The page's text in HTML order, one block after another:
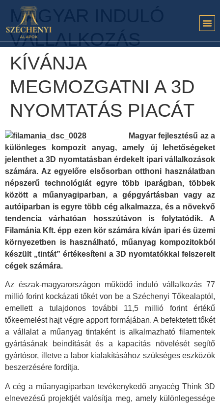
MAGYAR INDULÓ
VÁLLALKOZÁS
KÍVÁNJA
MEGMOZGATNI A 3D
NYOMTATÁS PIACÁT
Magyar fejlesztésű az a
különleges kompozit anyag, amely új lehetőségeket
jelenthet a 3D nyomtatásban érdekelt ipari vállalkozások
számára. Az egyelőre elsősorban otthoni használatban
népszerű technológiát egyre több iparágban, többek
között a műanyagiparban, a gépgyártásban vagy az
autóiparban is egyre több cég alkalmazza, és a növekvő
tendencia várhatóan hosszútávon is folytatódik. A
Filamánia Kft. épp ezen kör számára kíván ipari és üzemi
környezetben is használható, műanyag kompozitokból
készült „tintát” értékesíteni a 3D nyomtatókkal felszerelt
cégek számára.
Az észak-magyarországon működő induló vállalkozás 77
millió forint kockázati tőkét von be a Széchenyi Tőkealaptól,
emellett a tulajdonos további 11,5 millió forint értékű
tőkeemelést hajt végre apport formájában. A befektetett tőkét
a vállalat a műanyag tintaként is alkalmazható filamentek
gyártásának beindítását és a kapacitás növelését segítő
gyártósor, illetve a labor kialakításához szükséges eszközök
beszerzésére fordítja.
A cég a műanyagiparban tevékenykedő anyacég Think 3D
elnevezésű projektjét valósítja meg, amely különlegessége